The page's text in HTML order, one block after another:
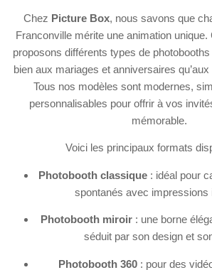
Chez Picture Box, nous savons que
Franconville mérite une animation unique.
proposons différents types de photobooths
bien aux mariages et anniversaires qu’aux
Tous nos modèles sont modernes,
personnalisables pour offrir à vos
mémorable.
Voici les principaux formats
Photobooth classique : idéal pour
spontanés avec impressions
Photobooth miroir: une borne
séduit par son design et
Photobooth 360 : pour des